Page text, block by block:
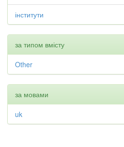
інститути
за типом вмісту
Other
за мовами
uk